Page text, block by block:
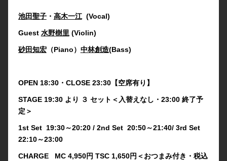
池田聖子・ 高木一江(Vocal)
Guest 水野樹里 (Violin)
砂田知宏（Piano） 中林創造(Bass)
OPEN 18:30・CLOSE 23:30【空席有り】
STAGE 19:30 より ３ セット＜入替えなし・23:00 終了予
定＞
1st Set 19:30～20:20 / 2nd Set 20:50～21:40/ 3rd Set
22:10～23:00
CHARGE MC 4,950円 TSC 1,650円＜おつまみ付き・税込